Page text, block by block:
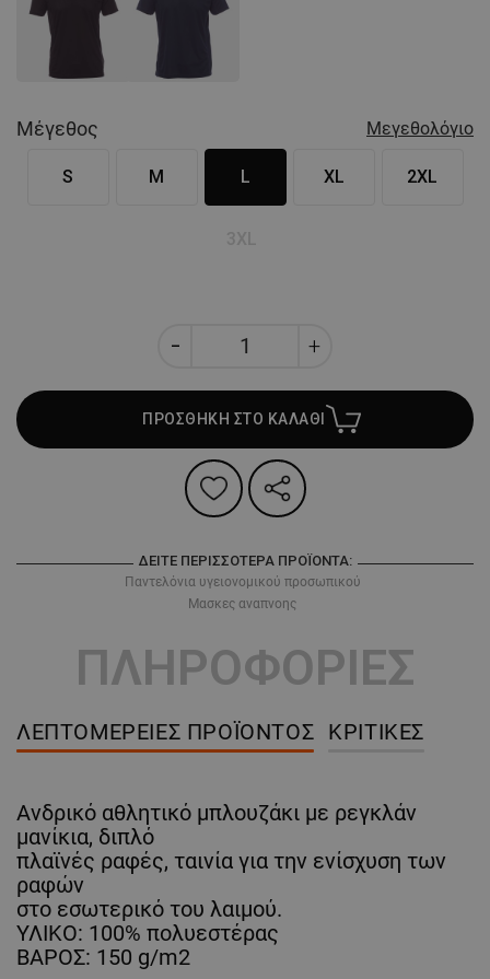
Μέγεθος Μεγεθολόγιο
S M L XL 2XL
ΠΡΟΣΘΗΚΗ ΣΤΟ ΚΑΛΑΘΙ
ΔΕΊΤΕ ΠΕΡΙΣΣΌΤΕΡΑ ΠΡΟΪΌΝΤΑ:
Παντελόνια υγειονομικού προσωπικού
Μασκες αναπνοης
ΠΛΗΡΟΦΟΡΙΕΣ
ΛΕΠΤΟΜΈΡΕΙΕΣ ΠΡΟΪΌΝΤΟΣ ΚΡΙΤΙΚΈΣ
Ανδρικό αθλητικό μπλουζάκι με ρεγκλάν
μανίκια, διπλό
πλαϊνές ραφές, ταινία για την ενίσχυση των
ραφών
στο εσωτερικό του λαιμού.
ΥΛΙΚΟ: 100% πολυεστέρας
ΒΑΡΟΣ: 150 g/m2